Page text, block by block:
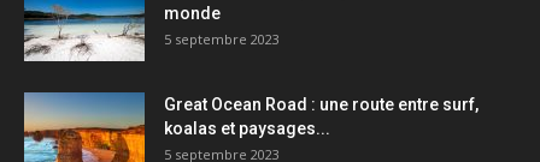
monde
5 septembre 2023
Great Ocean Road : une route entre surf,
koalas et paysages...
5 septembre 2023